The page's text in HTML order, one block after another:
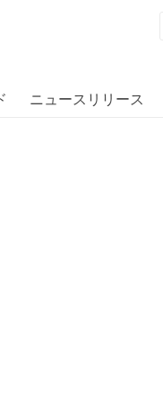
「機能的な商品」「コ
ニュースリリース